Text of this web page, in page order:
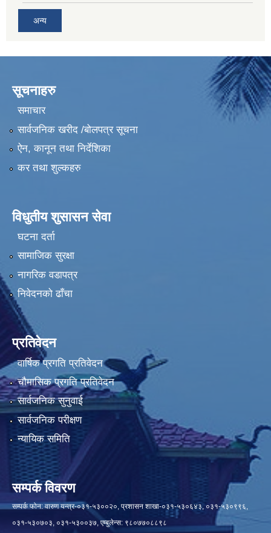
अन्य
सूचनाहरु
समाचार
सार्वजनिक खरीद /बोलपत्र सूचना
ऐन, कानून तथा निर्देशिका
कर तथा शुल्कहरु
विधुतीय शुसासन सेवा
घटना दर्ता
सामाजिक सुरक्षा
नागरिक वडापत्र
निवेदनको ढाँचा
प्रतिवेदन
वार्षिक प्रगति प्रतिवेदन
चौमासिक प्रगति प्रतिवेदन
सार्वजनिक सुनुवाई
सार्वजनिक परीक्षण
न्यायिक समिति
सम्पर्क विवरण
सम्पर्क फोन: वारुण यन्त्र-०३१-५३००२०, प्रशासन शाखा-०३१-५३०६४३, ०३१-५३०९९६,
०३१-५३०७०३, ०३१-५३००३७, एम्बुलेन्स: ९८०७७०८८९८